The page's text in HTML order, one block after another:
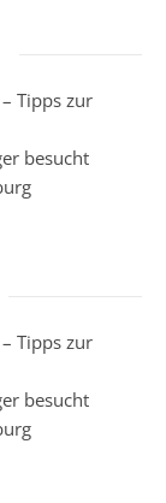
Tipps zur
besucht
Tipps zur
besucht